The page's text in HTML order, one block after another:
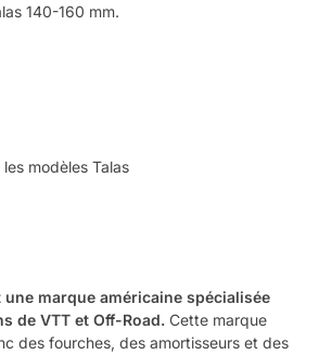
140-160 mm.
modèles Talas
une marque américaine spécialisée
de VTT et Off-Road. Cette marque
des fourches, des amortisseurs et des